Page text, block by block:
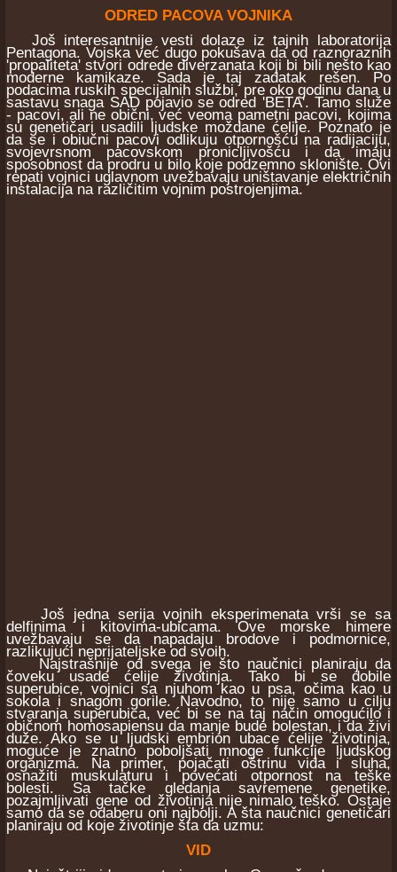
ODRED PACOVA VOJNIKA
Još interesantnije vesti dolaze iz tajnih laboratorija
Pentagona. Vojska već dugo pokušava da od raznoraznih
'propaliteta' stvori odrede diverzanata koji bi bili nešto kao
moderne kamikaze. Sada je taj zadatak rešen. Po
podacima ruskih specijalnih službi, pre oko godinu dana u
sastavu snaga SAD pojavio se odred 'BETA'. Tamo služe
- pacovi, ali ne obični, već veoma pametni pacovi, kojima
su genetičari usadili ljudske moždane ćelije. Poznato je
da se i obiučni pacovi odlikuju otpornošću na radijaciju,
svojevrsnom pacovskom pronicljivošću i da imaju
sposobnost da prodru u bilo koje podzemno sklonište. Ovi
repati vojnici uglavnom uvežbavaju uništavanje električnih
instalacija na različitim vojnim postrojenjima.
Još jedna serija vojnih eksperimenata vrši se sa
delfinima i kitovima-ubicama. Ove morske himere
uvežbavaju se da napadaju brodove i podmornice,
razlikujući neprijateljske od svoih.
Najstrašnije od svega je što naučnici planiraju da
čoveku usade ćelije životinja. Tako bi se dobile
superubice, vojnici sa njuhom kao u psa, očima kao u
sokola i snagom gorile. Navodno, to nije samo u cilju
stvaranja superubica, već bi se na taj način omogućilo i
običnom homosapiensu da manje bude bolestan, i da živi
duže. Ako se u ljudski embrion ubace ćelije životinja,
moguće je znatno poboljšati mnoge funkcije ljudskog
organizma. Na primer, pojačati oštrinu vida i sluha,
osnažiti muskulaturu i povećati otpornost na teške
bolesti. Sa tačke gledanja savremene genetike,
pozajmljivati gene od životinja nije nimalo teško. Ostaje
samo da se odaberu oni najbolji. A šta naučnici genetičari
planiraju od koje životinje šta da uzmu:
VID